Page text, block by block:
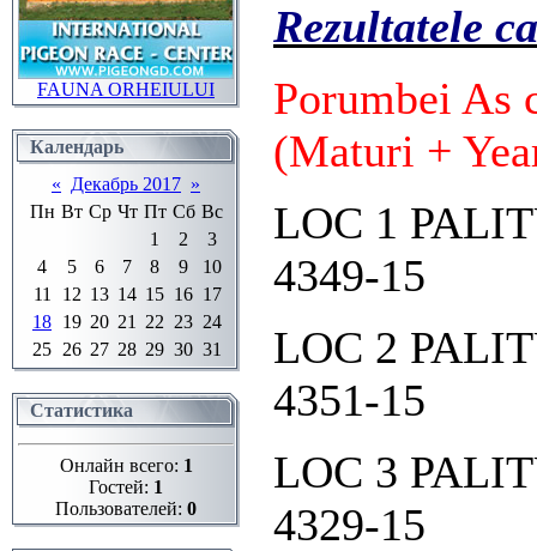
FAUNA ORHEIULUI
Календарь
« Декабрь 2017 »
Пн Вт Ср Чт Пт Сб Вс
1
2
3
4
5 6 7 8 9
10
11
12 13 14 15 16 17
18 19 20 21 22 23 24
25 26 27 28 29 30 31
Статистика
Онлайн всего: 1
Гостей: 1
Пользователей: 0
Rezultatele
Porumbei As
(Maturi +
LOC 1
4349-15
LOC 2
4351-15
LOC 3
4329-15